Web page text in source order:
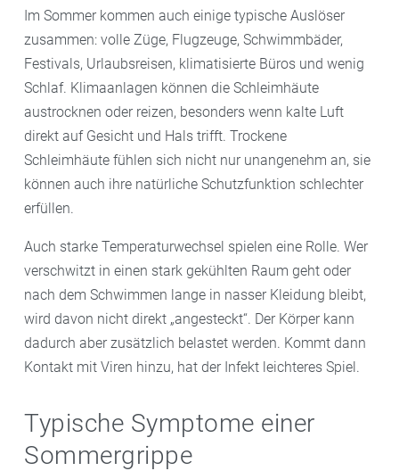
Im Sommer kommen auch einige typische Auslöser
zusammen: volle Züge, Flugzeuge, Schwimmbäder,
Festivals, Urlaubsreisen, klimatisierte Büros und wenig
Schlaf. Klimaanlagen können die Schleimhäute
austrocknen oder reizen, besonders wenn kalte Luft
direkt auf Gesicht und Hals trifft. Trockene
Schleimhäute fühlen sich nicht nur unangenehm an, sie
können auch ihre natürliche Schutzfunktion schlechter
erfüllen.
Auch starke Temperaturwechsel spielen eine Rolle. Wer
verschwitzt in einen stark gekühlten Raum geht oder
nach dem Schwimmen lange in nasser Kleidung bleibt,
wird davon nicht direkt „angesteckt“. Der Körper kann
dadurch aber zusätzlich belastet werden. Kommt dann
Kontakt mit Viren hinzu, hat der Infekt leichteres Spiel.
Typische Symptome einer
Sommergrippe